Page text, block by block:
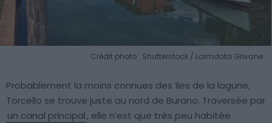
Crédit photo : Shutterstock / Laimdota Grivane
Probablement la moins connues des îles de la lagune,
Torcello se trouve juste au nord de Burano. Traversée par
un canal principal, elle n’est que très peu habitée